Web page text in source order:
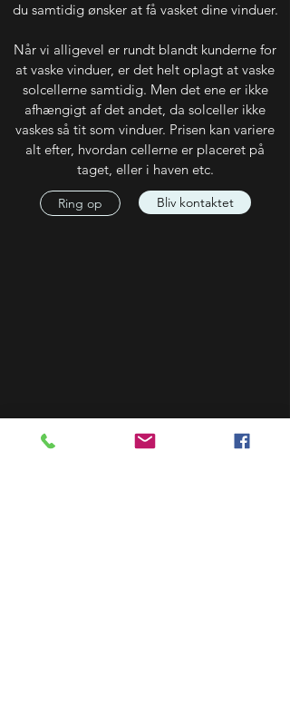
du samtidig ønsker at få vasket dine vinduer.
Når vi alligevel er rundt blandt kunderne for
at vaske vinduer, er det helt oplagt at vaske
solcellerne samtidig. Men det ene er ikke
afhængigt af det andet, da solceller ikke
vaskes så tit som vinduer. Prisen kan variere
alt efter, hvordan cellerne er placeret på
taget, eller i havenetc.
Ring op Bliv kontaktet